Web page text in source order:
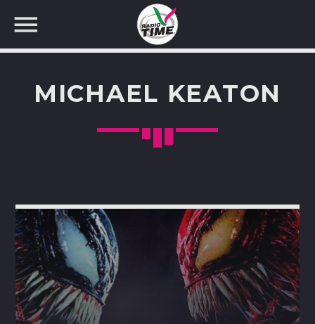
MICHAEL KEATON